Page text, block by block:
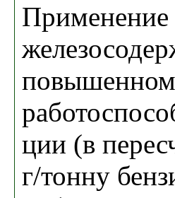
Применение
ции (в
г/тонну